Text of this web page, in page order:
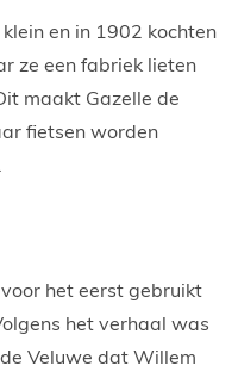
en in 1902 kochten
ze een fabriek lieten
maakt Gazelle de
fietsen worden
het eerst gebruikt
het verhaal was
Veluwe dat Willem